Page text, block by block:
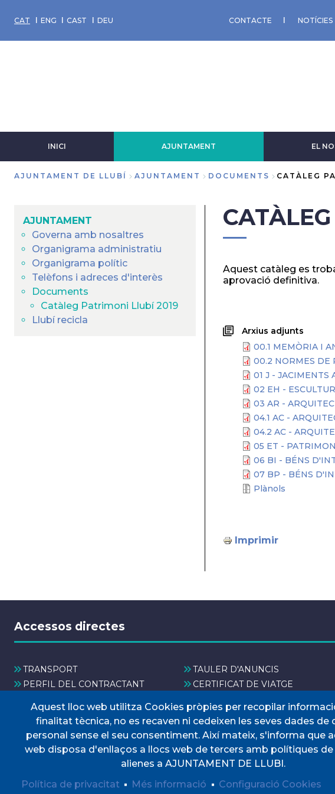
CAT ENG CAST DEU CONTACTE NOTÍCIES
INICI AJUNTAMENT EL
d'Ariadna
AJUNTAMENT DE LLUBÍ AJUNTAMENT DOCUMENTS CATÀLEG
AJUNTAMENT
Governa amb nosaltres
Organigrama administratiu
Organigrama polític
Telèfons i adreces d'interès
Documents
Catàleg Patrimoni Llubí 2019
Llubí recicla
Aquest catàleg es
aprovació definitiva.
Arxius adjunts
00.1 MEMÒRIA I
00.2 NORMES DE
01 J - JACIMENTS
02 EH -
03 AR -
04.1 AC -
04.2 AC -
05 ET -
06 BI - BÉNS
07 BP - BÉNS
Plànols
Imprimir
Accessos directes
TRANSPORT
TAULER D'ANUNCIS
PERFIL DEL CONTRACTANT
CERTIFICAT DE VIATGE
Aquest lloc web utilitza Cookies pròpies per recopilar
finalitat tècnica, no es recaven ni cedeixen les seves dades de
personal sense el seu consentiment. Així mateix, s'informa que
web disposa d'enllaços a llocs web de tercers amb polítiques
alienes a AJUNTAMENT DE LLUBI.
Política de privacitat
Més informació Configuració Cookies
©